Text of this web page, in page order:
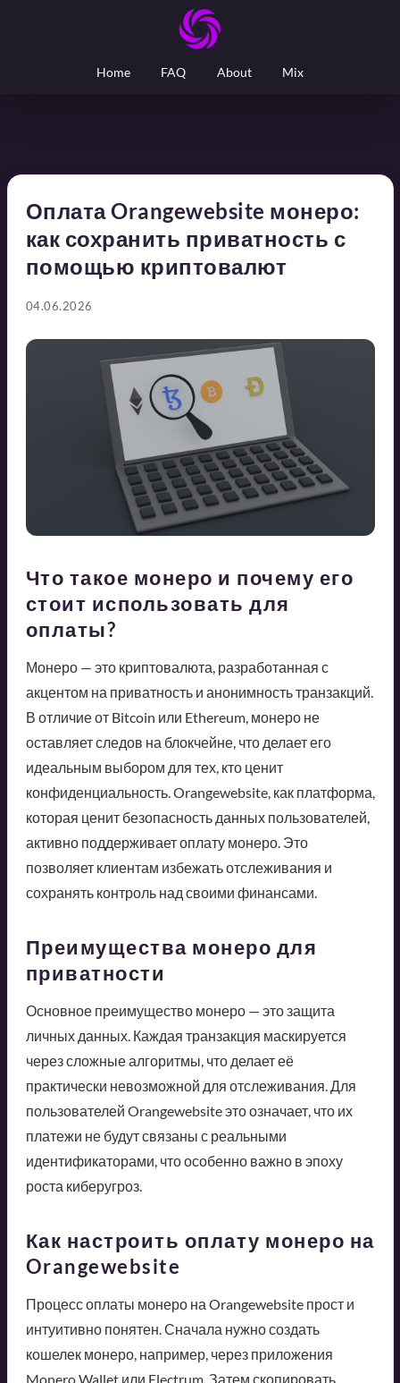
Home FAQ About Mix
Оплата Orangewebsite монеро:
как сохранить приватность с
помощью криптовалют
04.06.2026
Что такое монеро и почему его
стоит использовать для
оплаты?
Монеро — это криптовалюта, разработанная с
акцентом на приватность и анонимность транзакций.
В отличие от Bitcoin или Ethereum, монеро не
оставляет следов на блокчейне, что делает его
идеальным выбором для тех, кто ценит
конфиденциальность. Orangewebsite, как платформа,
которая ценит безопасность данных пользователей,
активно поддерживает оплату монеро. Это
позволяет клиентам избежать отслеживания и
сохранять контроль над своими финансами.
Преимущества монеро для
приватности
Основное преимущество монеро — это защита
личных данных. Каждая транзакция маскируется
через сложные алгоритмы, что делает её
практически невозможной для отслеживания. Для
пользователей Orangewebsite это означает, что их
платежи не будут связаны с реальными
идентификаторами, что особенно важно в эпоху
роста киберугроз.
Как настроить оплату монеро на
Orangewebsite
Процесс оплаты монеро на Orangewebsite прост и
интуитивно понятен. Сначала нужно создать
кошелек монеро, например, через приложения
Monero Wallet или Electrum. Затем скопировать